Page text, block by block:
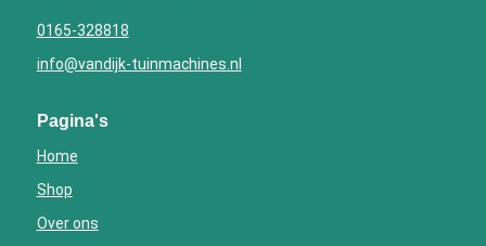
0165-328818
info@vandijk-tuinmachines.nl
Pagina's
Home
Shop
Over ons